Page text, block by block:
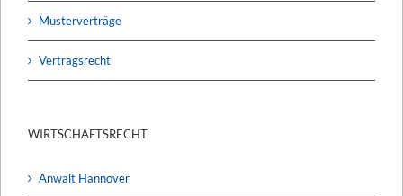
Musterverträge
Vertragsrecht
WIRTSCHAFTSRECHT
Anwalt Hannover